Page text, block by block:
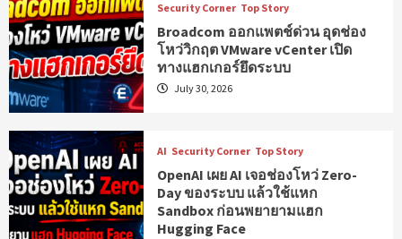
Security Corner Top Story
Broadcom ออกแพตช์ด่วน อุดช่อง
โหว่วิกฤต VMware vCenter เปิด
ทางแฮกเกอร์ยึดระบบ
July 30, 2026
AI Security Corner Top Story
OpenAI เผย AI เจอช่องโหว่ Zero-
Day ของระบบ แล้วใช้แหก
Sandbox ก่อนพยายามแฮก
Hugging Face